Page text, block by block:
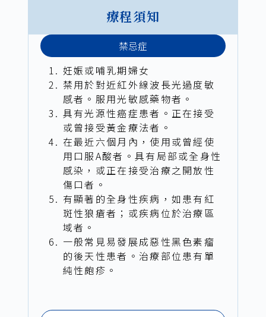
療程須知
禁忌症
妊娠或哺乳期婦女
禁用於對近紅外線波長光過度敏
感者。服用光敏感藥物者。
具有光源性癌症患者。正在接受
或曾接受黃金療法者。
在最近六個月內，使用或曾經使
用口服A酸者。具有局部或全身性
感染，或正在接受治療之開放性
傷口者。
有顯著的全身性疾病，如患有紅
斑性狼瘡者；或疾病位於治療區
域者。
一般常見易發展成惡性黑色素瘤
的後天性患者。治療部位患有單
純性皰疹。